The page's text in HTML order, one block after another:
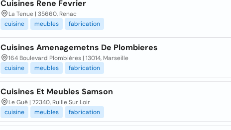
Cuisines Rene Fevrier
La Tenue | 35660, Renac
cuisine
meubles fabrication
Cuisines Amenagemetns De Plombieres
164 Boulevard Plombières | 13014, Marseille
cuisine
meubles fabrication
Cuisines Et Meubles Samson
Le Gué | 72340, Ruille Sur Loir
cuisine
meubles fabrication